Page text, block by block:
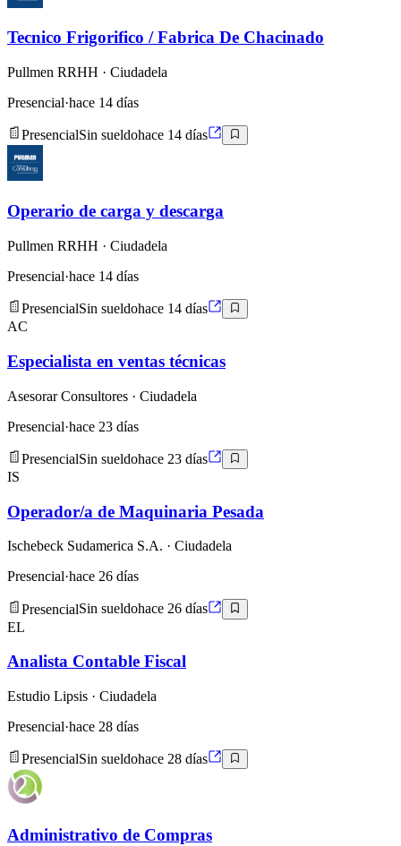
Tecnico Frigorifico / Fabrica De Chacinado
Pullmen RRHH · Ciudadela
Presencial·hace 14 días
PresencialSin sueldohace 14 días
Operario de carga y descarga
Pullmen RRHH · Ciudadela
Presencial·hace 14 días
PresencialSin sueldohace 14 días
AC
Especialista en ventas técnicas
Asesorar Consultores · Ciudadela
Presencial·hace 23 días
PresencialSin sueldohace 23 días
IS
Operador/a de Maquinaria Pesada
Ischebeck Sudamerica S.A. · Ciudadela
Presencial·hace 26 días
PresencialSin sueldohace 26 días
EL
Analista Contable Fiscal
Estudio Lipsis · Ciudadela
Presencial·hace 28 días
PresencialSin sueldohace 28 días
Administrativo de Compras